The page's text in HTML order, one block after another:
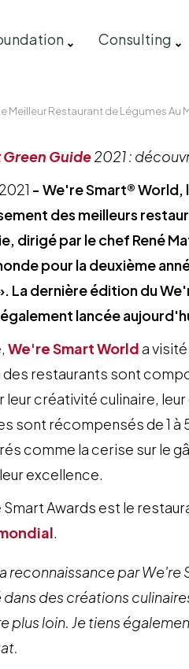
Consulting
Meilleur Restaurant de Légumes Au
Guide2021 :
- We're Smart® World,
des meilleurs
dirigé par le chef René
pour la deuxième
La dernière édition du
lancée
We're Smart Worlda
des restaurants sont
créativité culinaire,
sont récompensés de 1 à
comme la cerise sur le
excellence.
Awards est le
.
reconnaissance par
dans des créations
plus loin. Je tiens